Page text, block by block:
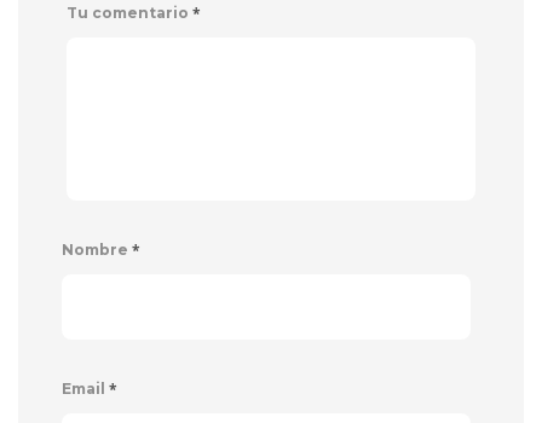
Tu comentario *
Nombre *
Email *